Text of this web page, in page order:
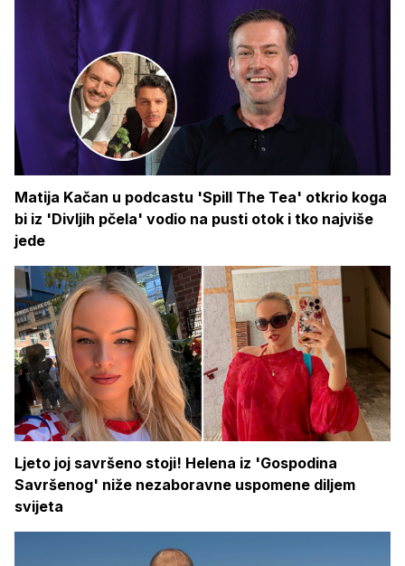
Matija Kačan u podcastu 'Spill The Tea' otkrio koga
bi iz 'Divljih pčela' vodio na pusti otok i tko najviše
jede
Ljeto joj savršeno stoji! Helena iz 'Gospodina
Savršenog' niže nezaboravne uspomene diljem
svijeta